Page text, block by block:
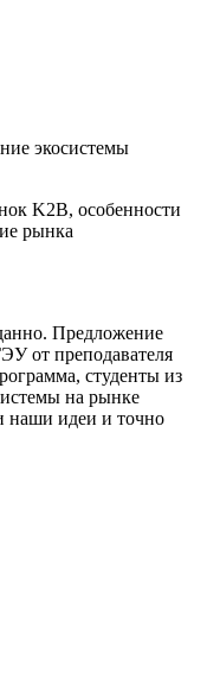
экосистемы
K2B, особенности
рынка
Предложение
от преподавателя
студенты из
на рынке
наши идеи и точно